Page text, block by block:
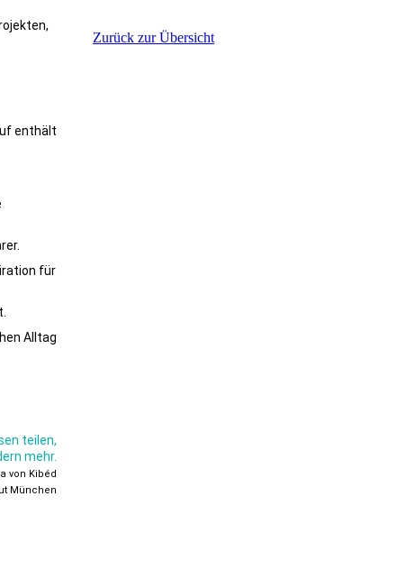
enthält
für
Alltag
teilen,
mehr.
von Kibéd
München
Zurück zur Übersicht